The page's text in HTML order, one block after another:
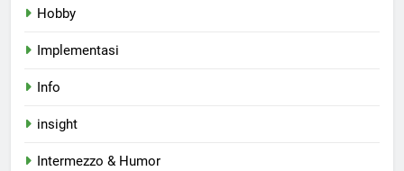
Hobby
Implementasi
Info
insight
Intermezzo & Humor